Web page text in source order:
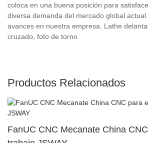
coloca en una buena posición para
diversa demanda del mercado global
avances en nuestra empresa. Lathe
cruzado, foto de torno
Productos Relacionados
FanUC CNC Mecanate China